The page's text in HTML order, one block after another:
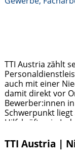
TTI Austria zählt
auch mit einer
damit direkt vor
Bewerber:innen
Schwerpunkt
Hilfskräften in
Jobsuchende
TTI Austria |